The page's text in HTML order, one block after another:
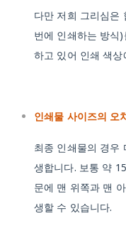
다만 저희 그리심은
번에 인쇄하는 방식
하고 있어 인쇄 색
인쇄물 사이즈의 오
최종 인쇄물의 경우
생합니다. 보통 약
문에 맨 위쪽과 맨
생할 수 있습니다.